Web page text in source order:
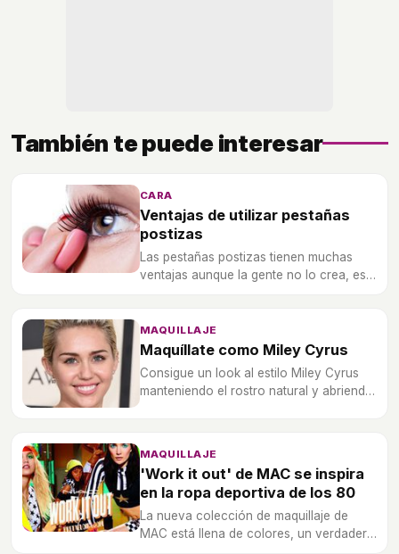
También te puede interesar
CARA
Ventajas de utilizar pestañas
postizas
Las pestañas postizas tienen muchas
ventajas aunque la gente no lo crea, eso
MAQUILLAJE
Maquíllate como Miley Cyrus
Consigue un look al estilo Miley Cyrus
manteniendo el rostro natural y abriendo
MAQUILLAJE
'Work it out' de MAC se inspira
en la ropa deportiva de los 80
La nueva colección de maquillaje de
MAC está llena de colores, un verdadero